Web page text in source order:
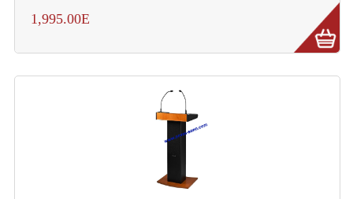
Haut-Parleurs Origine Sav
Membrannes De Haut Parleurs
Pieces Détachées Sav
Public-Adress
1,995.00E